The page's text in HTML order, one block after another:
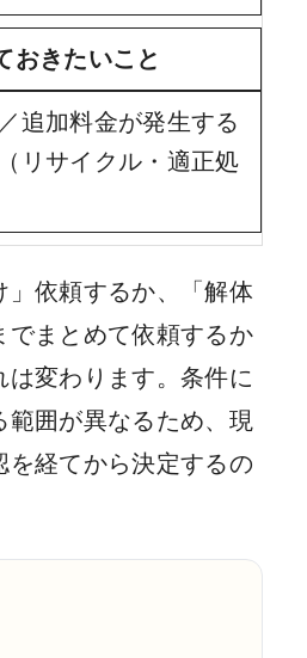
おきたいこと
追加料金が発生する
リサイクル・適正処
」依頼するか、「解体
でまとめて依頼するか
は変わります。条件に
範囲が異なるため、現
を経てから決定するの